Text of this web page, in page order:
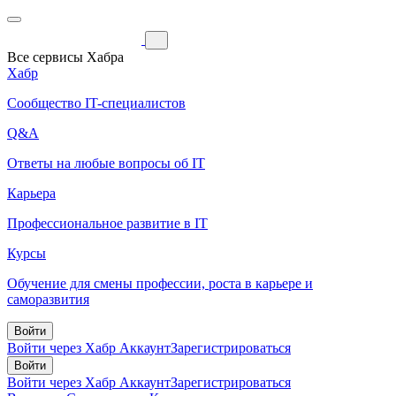
Все сервисы Хабра
Хабр
Сообщество IT-специалистов
Q&A
Ответы на любые вопросы об IT
Карьера
Профессиональное развитие в IT
Курсы
Обучение для смены профессии, роста в карьере и
саморазвития
Войти
Войти через Хабр АккаунтЗарегистрироваться
Войти
Войти через Хабр АккаунтЗарегистрироваться